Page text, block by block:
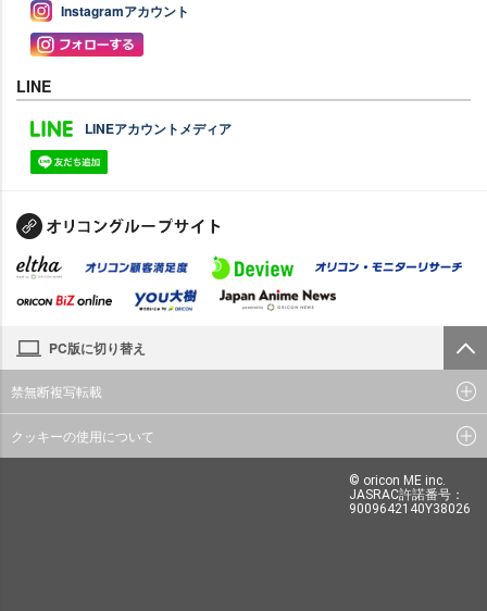
Instagramアカウント
LINE
LINEアカウントメディア
PC版に切り替え
禁無断複写転載
クッキーの使用について
© oricon ME inc.
JASRAC許諾番号：
9009642140Y38026